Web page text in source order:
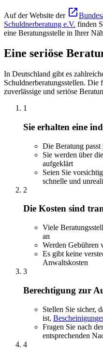
Auf der Website der
Schuldnerberatung e.V. finden
eine Beratungsstelle in Ihrer
Eine seriöse
In Deutschland gibt es
Schuldnerberatungsstellen. Die
zuverlässige und seriöse
1
Sie erhalten eine
Die Beratung
Sie werden über
aufgeklärt
Seien Sie
schnelle und
2
Die Kosten sind
Viele
an
Werden Gebühren
Es gibt keine
Anwaltskosten
3
Berechtigung zur
Stellen Sie sicher,
ist,
Fragen Sie nach
entsprechenden
4